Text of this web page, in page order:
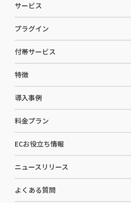
サービス
W2 Commerce Repeat
W2 Commerce BtoB
W2 Commerce Asia
プラグイン
AI buddy
付帯サービス
EC運用構築支援・運用支援
カスタマーサクセス
セキュリティ
デザイン制作
コンサルティング
特徴
選ばれる理由
開発体制
導入事例
導入企業一覧
料金プラン
ECお役立ち情報
お役立ち資料
ニュースリリース
よくある質問